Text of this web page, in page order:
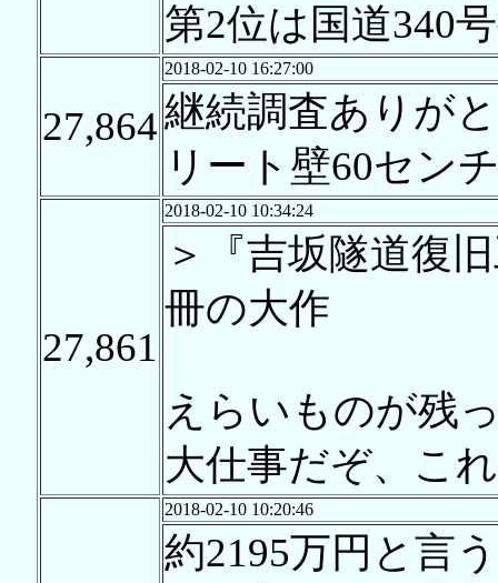
第2位は国道340
27,864
2018-02-10 16:27:00
継続調査ありが
リート壁60セン
27,861
2018-02-10 10:34:24
＞『吉坂隧道復
冊の大作
えらいものが残
大仕事だぞ、これ
2018-02-10 10:20:46
約2195万円と言